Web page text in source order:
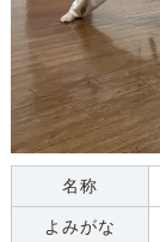
名称
よみがな